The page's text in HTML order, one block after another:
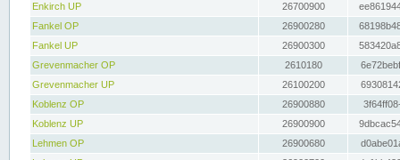
Enkirch UP
26700900
Fankel OP
26900280
Fankel UP
26900300
Grevenmacher OP
2610180
Grevenmacher UP
26100200
Koblenz OP
26900880
Koblenz UP
26900900
Lehmen OP
26900680